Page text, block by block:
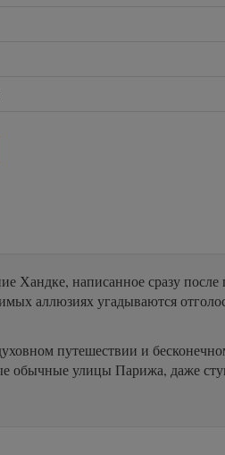
Хандке, написанное сразу
аллюзиях угадываются
путешествии и
обычные улицы Парижа, даже